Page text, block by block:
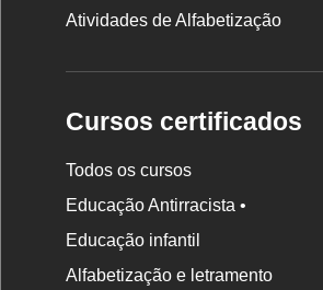
Atividades de Alfabetização
Cursos certificados
Todos os cursos
Educação Antirracista •
Educação infantil
Alfabetização e letramento